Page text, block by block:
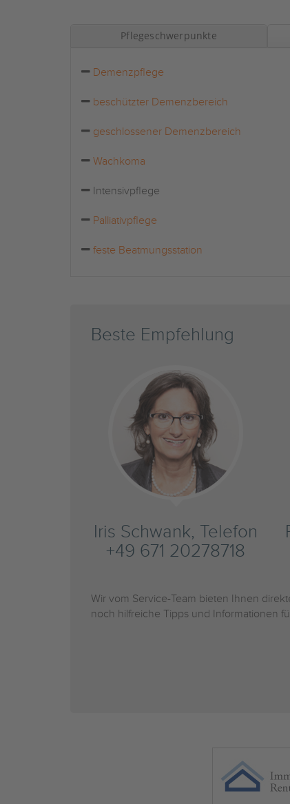
Pflegeschwerpunkte
Demenzpflege
beschützter Demenzbereich
geschlossener Demenzbereich
Wachkoma
Intensivpflege
Palliativpflege
feste Beatmungsstation
Beste Empfehlung
Iris Schwank, Telefon
+49 671 20278718
Wir vom Service-Team bieten Ihnen
noch hilfreiche Tipps und Informationen